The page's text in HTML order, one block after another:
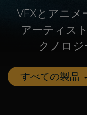
VFXとアニメ
アーティス
クノロジ